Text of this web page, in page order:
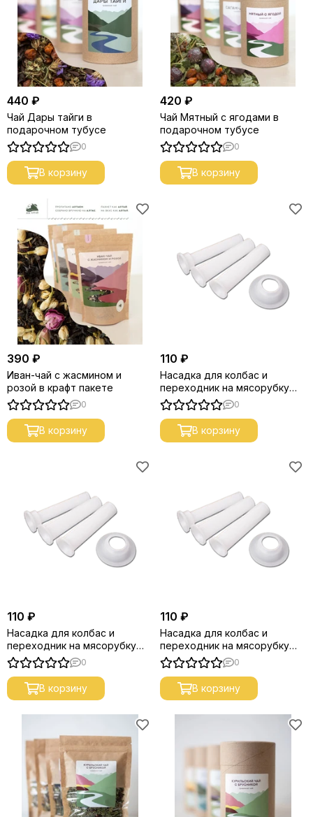
440 ₽
Чай Дары тайги в
подарочном тубусе
0
В корзину
420 ₽
Чай Мятный с ягодами в
подарочном тубусе
0
В корзину
390 ₽
Иван-чай с жасмином и
розой в крафт пакете
0
В корзину
110 ₽
Насадка для колбас и
переходник на мясорубку
(3+1) 58мм.
0
В корзину
110 ₽
Насадка для колбас и
переходник на мясорубку
(3+1) 68мм.
0
В корзину
110 ₽
Насадка для колбас и
переходник на мясорубку
(3+1) 74мм.
0
В корзину